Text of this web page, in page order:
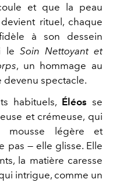
et que la peau
rituel, chaque
à son dessein
le Soin Nettoyant et
, un hommage au
devenu spectacle.
habituels, Éléos se
et crémeuse, qui
mousse légère et
pas — elle glisse. Elle
la matière caresse
intrigue, comme un